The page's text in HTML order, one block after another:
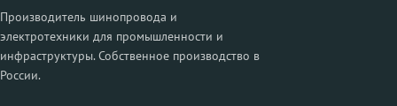
Производитель шинопровода и
электротехники для промышленности и
инфраструктуры. Собственное производство в
России.